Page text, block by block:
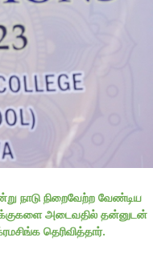
நாடு நிறைவேற்ற வேண்டிய
அடைவதில் தன்னுடன்
தெரிவித்தார்.